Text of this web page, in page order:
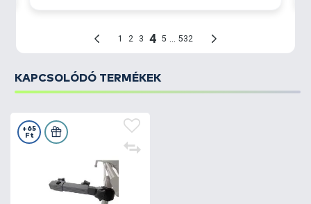
KAPCSOLÓDÓ TERMÉKEK
+65
Ft